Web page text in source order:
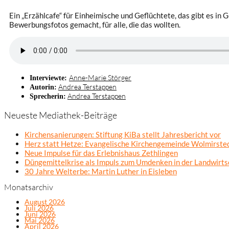
Ein „Erzählcafe“ für Einheimische und Geflüchtete, das gibt es
Bewerbungsfotos gemacht, für alle, die das wollten.
Interviewte: Anne-Marie Störger
Autorin: Andrea Terstappen
Sprecherin: Andrea Terstappen
Neueste Mediathek-Beiträge
Kirchensanierungen: Stiftung KiBa stellt Jahresbericht vor
Herz statt Hetze: Evangelische Kirchengemeinde
Neue Impulse für das Erlebnishaus Zethlingen
Düngemittelkrise als Impuls zum Umdenken in der
30 Jahre Welterbe: Martin Luther in Eisleben
Monatsarchiv
August 2026
Juli 2026
Juni 2026
Mai 2026
April 2026